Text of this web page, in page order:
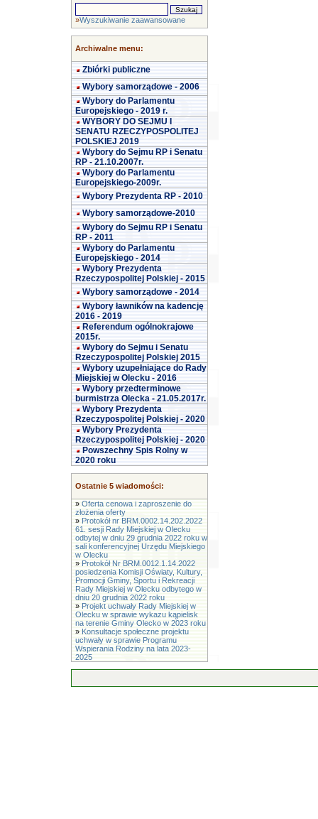
»Wyszukiwanie zaawansowane
Archiwalne menu:
Zbiórki publiczne
Wybory samorządowe - 2006
Wybory do Parlamentu
Europejskiego - 2019 r.
WYBORY DO SEJMU I
SENATU RZECZYPOSPOLITEJ
POLSKIEJ 2019
Wybory do Sejmu RP i Senatu
RP - 21.10.2007r.
Wybory do Parlamentu
Europejskiego-2009r.
Wybory Prezydenta RP - 2010
Wybory samorządowe-2010
Wybory do Sejmu RP i Senatu
RP - 2011
Wybory do Parlamentu
Europejskiego - 2014
Wybory Prezydenta
Rzeczypospolitej Polskiej - 2015
Wybory samorządowe - 2014
Wybory ławników na kadencję
2016 - 2019
Referendum ogólnokrajowe
2015r.
Wybory do Sejmu i Senatu
Rzeczypospolitej Polskiej 2015
Wybory uzupełniające do Rady
Miejskiej w Olecku - 2016
Wybory przedterminowe
burmistrza Olecka - 21.05.2017r.
Wybory Prezydenta
Rzeczypospolitej Polskiej - 2020
Wybory Prezydenta
Rzeczypospolitej Polskiej - 2020
Powszechny Spis Rolny w
2020 roku
Ostatnie 5 wiadomości:
» Oferta cenowa i zaproszenie do
złożenia oferty
» Protokół nr BRM.0002.14.202.2022
61. sesji Rady Miejskiej w Olecku
odbytej w dniu 29 grudnia 2022 roku w
sali konferencyjnej Urzędu Miejskiego
w Olecku
» Protokół Nr BRM.0012.1.14.2022
posiedzenia Komisji Oświaty, Kultury,
Promocji Gminy, Sportu i Rekreacji
Rady Miejskiej w Olecku odbytego w
dniu 20 grudnia 2022 roku
» Projekt uchwały Rady Miejskiej w
Olecku w sprawie wykazu kąpielisk
na terenie Gminy Olecko w 2023 roku
» Konsultacje społeczne projektu
uchwały w sprawie Programu
Wspierania Rodziny na lata 2023-
2025